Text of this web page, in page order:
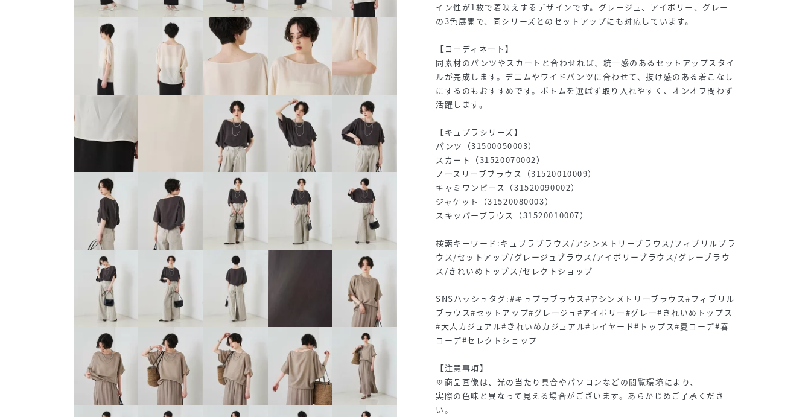
イン性が1枚で着映えするデザインです。グレージュ、アイボリー、グレー
の3色展開で、同シリーズとのセットアップにも対応しています。
【コーディネート】
同素材のパンツやスカートと合わせれば、統一感のあるセットアップスタイ
ルが完成します。デニムやワイドパンツに合わせて、抜け感のある着こなし
にするのもおすすめです。ボトムを選ばず取り入れやすく、オンオフ問わず
活躍します。
【キュプラシリーズ】
パンツ（31500050003）
スカート（31520070002）
ノースリーブブラウス（31520010009）
キャミワンピース（31520090002）
ジャケット（31520080003）
スキッパーブラウス（31520010007）
検索キーワード:キュプラブラウス/アシンメトリーブラウス/フィブリルブラ
ウス/セットアップ/グレージュブラウス/アイボリーブラウス/グレーブラウ
ス/きれいめトップス/セレクトショップ
SNSハッシュタグ:#キュプラブラウス#アシンメトリーブラウス#フィブリル
ブラウス#セットアップ#グレージュ#アイボリー#グレー#きれいめトップス
#大人カジュアル#きれいめカジュアル#レイヤード#トップス#夏コーデ#春
コーデ#セレクトショップ
【注意事項】
※商品画像は、光の当たり具合やパソコンなどの閲覧環境により、
実際の色味と異なって見える場合がございます。あらかじめご了承くださ
い。